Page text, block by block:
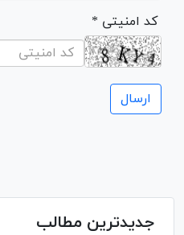
* کد امنیتی
جدیدترین مطالب